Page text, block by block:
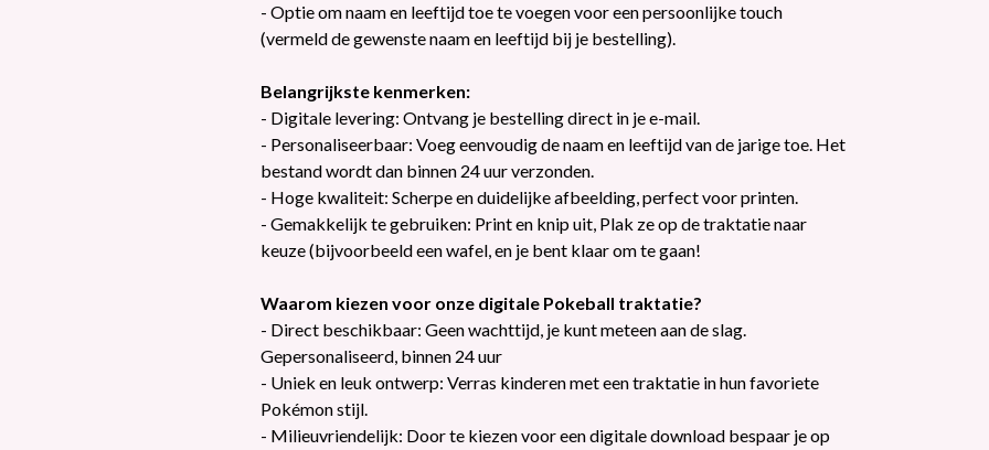
- Optie om naam en leeftijd toe te voegen voor een persoonlijke touch
(vermeld de gewenste naam en leeftijd bij je bestelling).
Belangrijkste kenmerken:
- Digitale levering: Ontvang je bestelling direct in je e-mail.
- Personaliseerbaar: Voeg eenvoudig de naam en leeftijd van de jarige toe. Het
bestand wordt dan binnen 24 uur verzonden.
- Hoge kwaliteit: Scherpe en duidelijke afbeelding, perfect voor printen.
- Gemakkelijk te gebruiken: Print en knip uit, Plak ze op de traktatie naar
keuze (bijvoorbeeld een wafel, en je bent klaar om te gaan!
Waarom kiezen voor onze digitale Pokeball traktatie?
- Direct beschikbaar: Geen wachttijd, je kunt meteen aan de slag.
Gepersonaliseerd, binnen 24 uur
- Uniek en leuk ontwerp: Verras kinderen met een traktatie in hun favoriete
Pokémon stijl.
- Milieuvriendelijk: Door te kiezen voor een digitale download bespaar je op